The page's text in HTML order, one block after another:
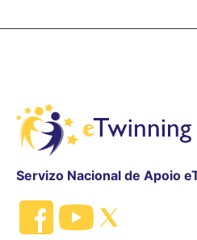
Servizo Nacional de Apoio